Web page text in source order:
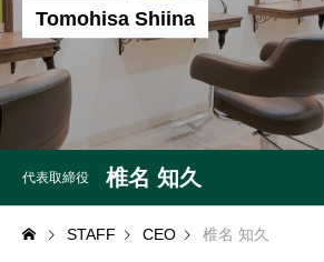
Tomohisa Shiina
代表取締役 椎名 知久
STAFF CEO 椎名 知久